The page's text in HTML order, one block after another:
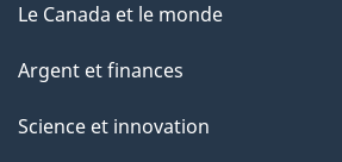
Le Canada et le monde
Argent et finances
Science et innovation